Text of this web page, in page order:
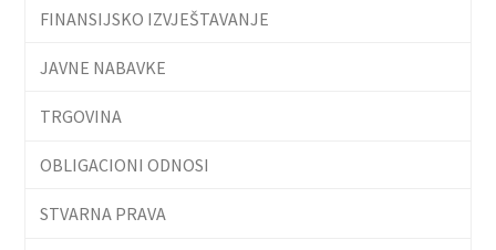
FINANSIJSKO IZVJEŠTAVANJE
JAVNE NABAVKE
TRGOVINA
OBLIGACIONI ODNOSI
STVARNA PRAVA